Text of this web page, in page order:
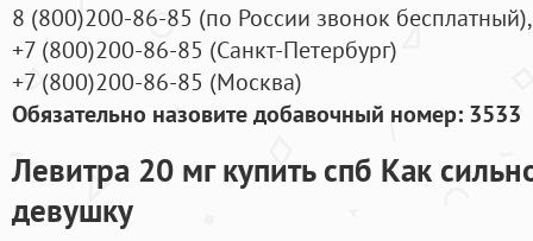
8 (800)200-86-85 (по России звонок бесплатный),
+7 (800)200-86-85 (Санкт-Петербург)
+7 (800)200-86-85 (Москва)
Обязательно назовите добавочный номер: 3533
Левитра 20 мг купить спб Как
девушку